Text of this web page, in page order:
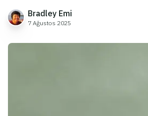
Bradley Emi
7 Ağustos 2025